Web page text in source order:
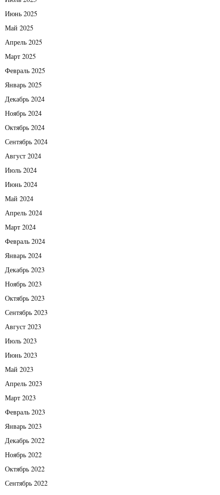
Июнь 2025
Май 2025
Апрель 2025
Март 2025
Февраль 2025
Январь 2025
Декабрь 2024
Ноябрь 2024
Октябрь 2024
Сентябрь 2024
Август 2024
Июль 2024
Июнь 2024
Май 2024
Апрель 2024
Март 2024
Февраль 2024
Январь 2024
Декабрь 2023
Ноябрь 2023
Октябрь 2023
Сентябрь 2023
Август 2023
Июль 2023
Июнь 2023
Май 2023
Апрель 2023
Март 2023
Февраль 2023
Январь 2023
Декабрь 2022
Ноябрь 2022
Октябрь 2022
Сентябрь 2022